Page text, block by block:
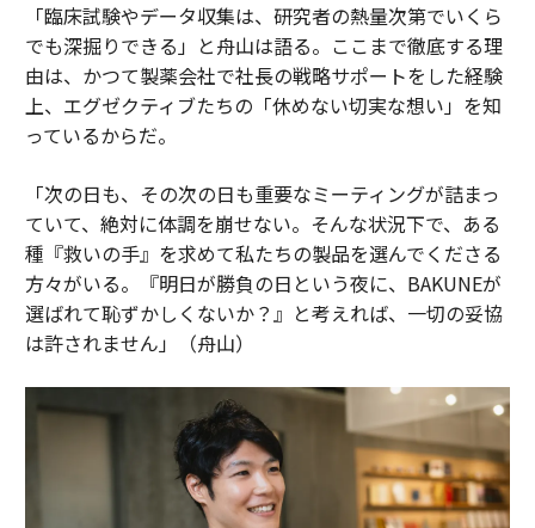
「臨床試験やデータ収集は、研究者の熱量次第でいくら
でも深掘りできる」と舟山は語る。ここまで徹底する理
由は、かつて製薬会社で社長の戦略サポートをした経験
上、エグゼクティブたちの「休めない切実な想い」を知
っているからだ。
「次の日も、その次の日も重要なミーティングが詰まっ
ていて、絶対に体調を崩せない。そんな状況下で、ある
種『救いの手』を求めて私たちの製品を選んでくださる
方々がいる。『明日が勝負の日という夜に、BAKUNEが
選ばれて恥ずかしくないか？』と考えれば、一切の妥協
は許されません」（舟山）